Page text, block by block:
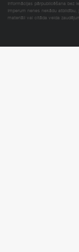
Informācijas pārpublicēšana bez
Imperum nenes nekādu
materiāli vai citāda veida